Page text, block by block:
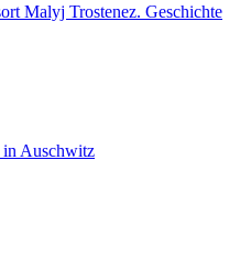
Malyj Trostenez. Geschichte
in Auschwitz